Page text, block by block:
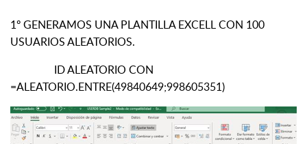
1º GENERAMOS UNA PLANTILLA EXCELL CON 100
USUARIOS ALEATORIOS.
ID ALEATORIO CON
=ALEATORIO.ENTRE(49840649;998605351)